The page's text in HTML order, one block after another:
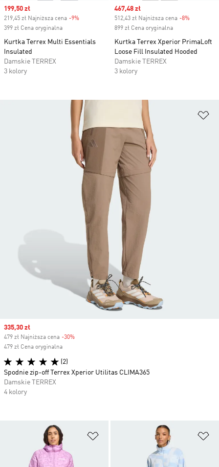
Sale price
199,50 zł
219,45 zł Najniższa cena -9%
399 zł Cena oryginalna
Kurtka Terrex Multi Essentials
Insulated
Damskie TERREX
3 kolory
Sale price
467,48 zł
512,43 zł Najniższa cena -8%
899 zł Cena oryginalna
Kurtka Terrex Xperior PrimaLoft
Loose Fill Insulated Hooded
Damskie TERREX
3 kolory
Dodaj do listy życzeń
Sale price
335,30 zł
479 zł Najniższa cena -30%
479 zł Cena oryginalna
(2)
Spodnie zip-off Terrex Xperior Utilitas CLIMA365
Damskie TERREX
4 kolory